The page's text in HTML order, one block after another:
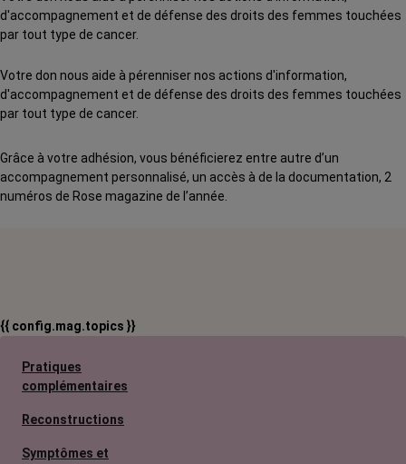
d'accompagnement et de défense des droits des femmes touchées
par tout type de cancer.
Votre don nous aide à pérenniser nos actions d'information,
d'accompagnement et de défense des droits des femmes touchées
par tout type de cancer.
Grâce à votre adhésion, vous bénéficierez entre autre d’un
accompagnement personnalisé, un accès à de la documentation, 2
numéros de Rose magazine de l’année.
{{ config.mag.topics }}
Pratiques
complémentaires
Reconstructions
Symptômes et